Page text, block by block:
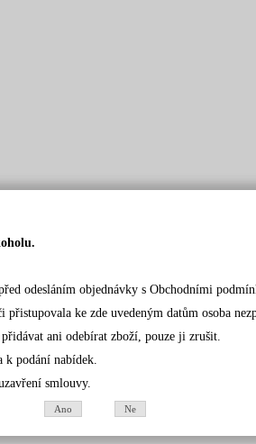
odesláním objednávky s Obchodními
ke zde uvedeným datům osoba
ani odebírat zboží, pouze ji zrušit.
k podání nabídek.
smlouvy.
Ano Ne